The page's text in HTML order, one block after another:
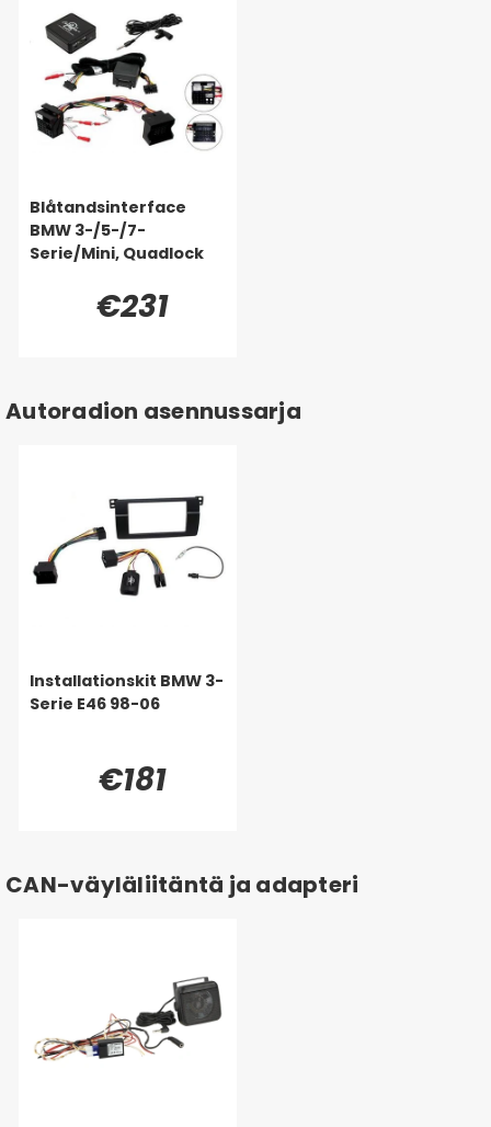
Blåtandsinterface
BMW 3-/5-/7-
Serie/Mini, Quadlock
€231
Autoradion asennussarja
Installationskit BMW 3-
Serie E46 98-06
€181
CAN-väyläliitäntä ja adapteri